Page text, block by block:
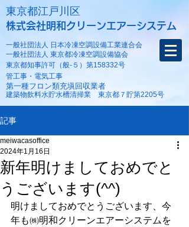
​東京都江戸川区
株式会社明和クリーンエアーシステム
一般社団法人 日本冷凍空調設備工業連合会
東京都知事許可（般-５）第158332号
​管工事・電気工事
一般社団法人 東京都冷凍空調設備協会
第一種フロン類充塡回収業者
建築物飲料水貯水槽清掃業 東京都７貯第2205号
記事
新年明けましておめでと
うございます(^^)
meiwacasoffice
2024年1月16日
明けましておめでとうございます、今
年も㈱明和クリーンエアーシステムを